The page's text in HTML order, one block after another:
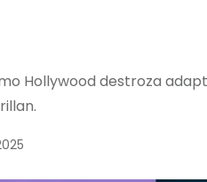
Hollywood destroza